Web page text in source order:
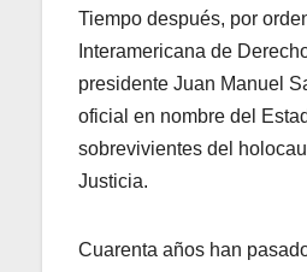
Tiempo después, por
Interamericana de
presidente Juan Manuel
oficial en nombre del
sobrevivientes del
Justicia.
Cuarenta años han